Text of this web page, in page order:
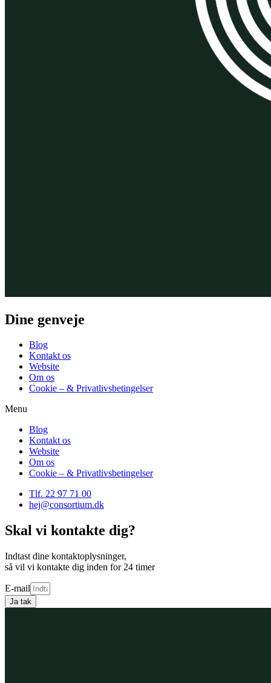
Dine genveje
Blog
Kontakt os
Website
Om os
Cookie – & Privatlivsbetingelser
Menu
Blog
Kontakt os
Website
Om os
Cookie – & Privatlivsbetingelser
Tlf. 22 97 71 00
hej@consortium.dk
Skal vi kontakte dig?
Indtast dine kontaktoplysninger,
så vil vi kontakte dig inden for 24 timer
E-mail
Ja tak